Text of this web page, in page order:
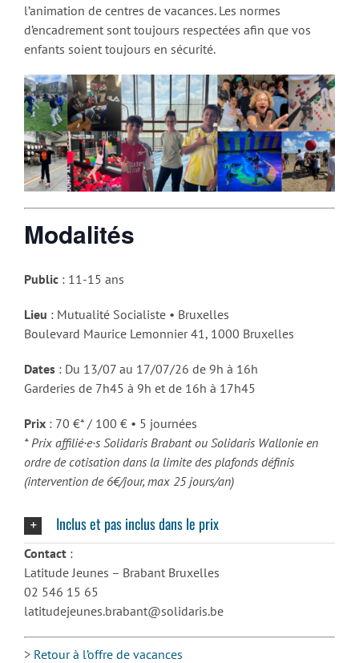
l’animation de centres de vacances. Les normes
d’encadrement sont toujours respectées afin que vos
enfants soient toujours en sécurité.
Modalités
Public : 11-15 ans
Lieu : Mutualité Socialiste • Bruxelles
Boulevard Maurice Lemonnier 41, 1000 Bruxelles
Dates : Du 13/07 au 17/07/26 de 9h à 16h
Garderies de 7h45 à 9h et de 16h à 17h45
Prix : 70 €* / 100 € • 5 journées
* Prix affilié·e·s Solidaris Brabant ou Solidaris Wallonie en
ordre de cotisation dans la limite des plafonds définis
(intervention de 6€/jour, max 25 jours/an)
Inclus et pas inclus dans le prix
Contact :
Latitude Jeunes – Brabant Bruxelles
02 546 15 65
latitudejeunes.brabant@solidaris.be
> Retour à l’offre de vacances